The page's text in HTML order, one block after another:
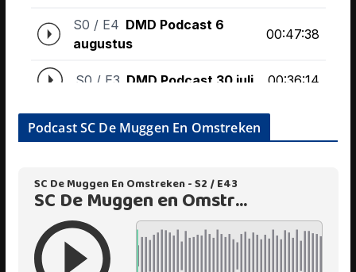
Podcast SC De Muggen En Omstreken